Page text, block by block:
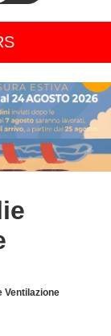
Ventilazione